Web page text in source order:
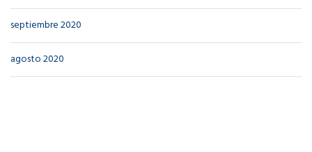
septiembre 2020
agosto 2020